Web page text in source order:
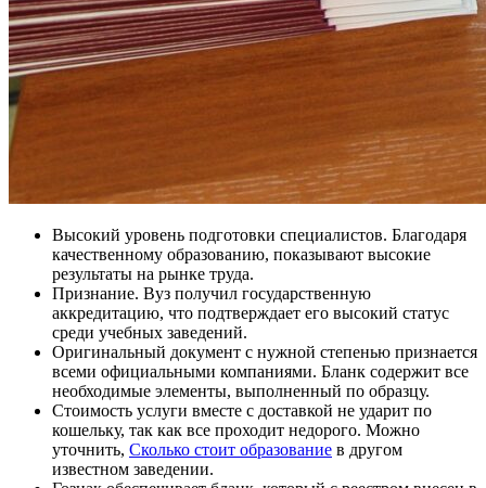
Высокий уровень подготовки специалистов. Благодаря
качественному образованию, показывают высокие
результаты на рынке труда.
Признание. Вуз получил государственную
аккредитацию, что подтверждает его высокий статус
среди учебных заведений.
Оригинальный документ с нужной степенью признается
всеми официальными компаниями. Бланк содержит все
необходимые элементы, выполненный по образцу.
Стоимость услуги вместе с доставкой не ударит по
кошельку, так как все проходит недорого. Можно
уточнить, Сколько стоит образование в другом
известном заведении.